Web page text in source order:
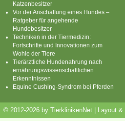
Katzenbesitzer
Vor der Anschaffung eines Hundes –
Ratgeber für angehende
Hundebesitzer
Techniken in der Tiermedizin:
Fortschritte und Innovationen zum
Wohle der Tiere
Tierärztliche Hundenahrung nach
ernährungswissenschaftlichen
Erkenntnissen
Equine Cushing-Syndrom bei Pferden
© 2012-2026 by TierklinikenNet | Layout &